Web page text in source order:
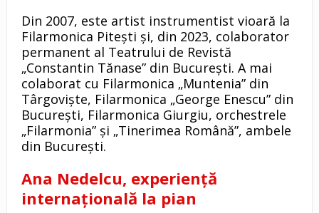
Din 2007, este artist instrumentist vioară la
Filarmonica Pitești și, din 2023, colaborator
permanent al Teatrului de Revistă
„Constantin Tănase” din București. A mai
colaborat cu Filarmonica „Muntenia” din
Târgoviște, Filarmonica „George Enescu” din
București, Filarmonica Giurgiu, orchestrele
„Filarmonia” și „Tinerimea Română”, ambele
din București.
Ana Nedelcu, experiență
internațională la pian